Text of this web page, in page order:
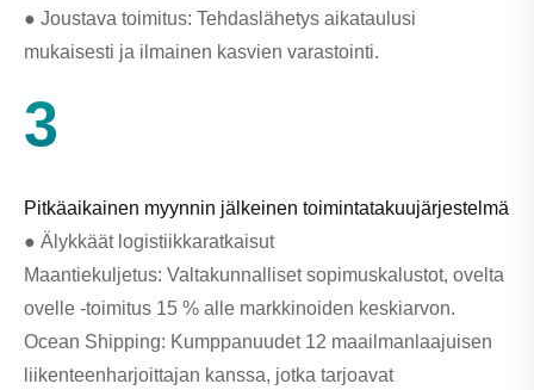
● Joustava toimitus: Tehdaslähetys aikataulusi
mukaisesti ja ilmainen kasvien varastointi.
3
Pitkäaikainen myynnin jälkeinen toimintatakuujärjestelmä
● Älykkäät logistiikkaratkaisut
Maantiekuljetus: Valtakunnalliset sopimuskalustot, ovelta
ovelle -toimitus 15 % alle markkinoiden keskiarvon.
Ocean Shipping: Kumppanuudet 12 maailmanlaajuisen
liikenteenharjoittajan kanssa, jotka tarjoavat